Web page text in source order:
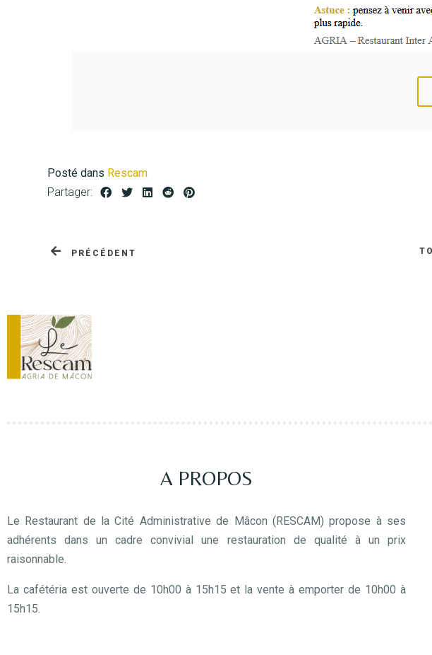
Posté dans Rescam
Partager:
PRÉCÉDENT
A PROPOS
Le Restaurant de la Cité Administrative de Mâcon (RESCAM) propose à ses
adhérents dans un cadre convivial une restauration de qualité à un prix
raisonnable.
La cafétéria est ouverte de 10h00 à 15h15 et la vente à emporter de 10h00 à
15h15.